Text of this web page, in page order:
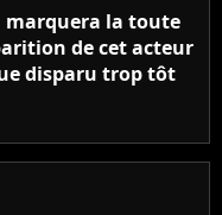
marquera la toute
de cet acteur
disparu trop tôt